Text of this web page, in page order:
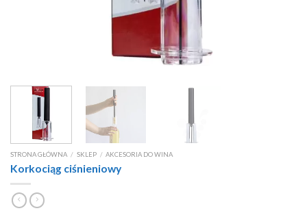
STRONA GŁÓWNA / SKLEP / AKCESORIA DO WINA
Korkociąg ciśnieniowy